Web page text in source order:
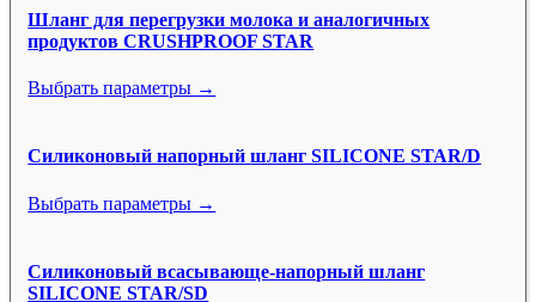
Шланг для перегрузки молока и аналогичных
продуктов CRUSHPROOF STAR
Выбрать параметры →
Силиконовый напорный шланг SILICONE STAR/D
Выбрать параметры →
Силиконовый всасывающе-напорный шланг
SILICONE STAR/SD